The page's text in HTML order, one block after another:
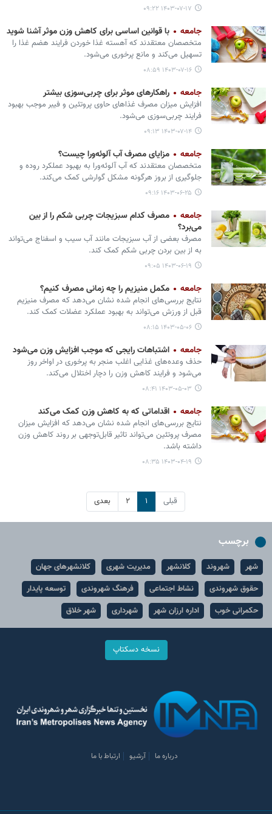
۱۴۰۳-۰۷-۱۷ ۰۹:۲۲
جامعه با قوانین اساسی برای کاهش وزن موثر آشنا شوید
متخصصان معتقدند که آهسته غذا خوردن فرایند هضم غذا را
تسهیل می‌کند و مانع پرخوری می‏‌شود.
۱۴۰۳-۰۷-۱۶ ۰۸:۵۹
جامعه راهکارهای موثر برای چربی‌سوزی بیشتر
افزایش میزان مصرف غذاهای حاوی پروتئین و فیبر موجب بهبود
فرایند چربی‌سوزی می‌‏شود.
۱۴۰۳-۰۷-۱۴ ۰۹:۱۳
جامعه مزایای مصرف آب آلوئه‌ورا چیست؟
متخصصان معتقدند که آب آلوئه‌ورا به بهبود عملکرد روده و
جلوگیری از بروز هرگونه مشکل گوارشی کمک می‌کند.
۱۴۰۳-۰۶-۲۵ ۰۹:۱۶
جامعه
مصرف کدام سبزیجات چربی‌ شکم را از بین
می‌برد؟
مصرف بعضی از آب سبزیجات مانند آب سیب و اسفناج می‌تواند
به از بین بردن چربی شکم کمک کند.
۱۴۰۳-۰۶-۱۹ ۰۹:۰۵
جامعه مکمل منیزیم را چه زمانی مصرف کنیم؟
نتایج بررسی‌های انجام شده نشان می‌دهد که مصرف منیزیم
قبل از ورزش می‌تواند به بهبود عملکرد عضلات کمک کند.
۱۴۰۳-۰۵-۰۶ ۰۸:۱۵
جامعه اشتباهات رایجی که موجب افزایش وزن می‌شود
حذف وعده‌های غذایی اغلب منجر به پرخوری در اواخر روز
می‌‏شود و فرایند کاهش وزن را دچار اختلال می‌کند.
۱۴۰۳-۰۵-۰۳ ۰۸:۴۱
جامعه اقداماتی که به کاهش وزن کمک می‌کند
نتایج بررسی‌های انجام شده نشان می‌دهد که افزایش میزان
مصرف پروتئین می‌تواند تاثیر قابل‌توجهی بر روند کاهش وزن
داشته باشد.
۱۴۰۳-۰۴-۱۹ ۰۸:۳۵
قبلی ۱ ۲ بعدی
برچسب
شهر شهروند کلانشهر مدیریت شهری
کلانشهرهای جهان
حقوق شهروندی
نشاط اجتماعی فرهنگ شهروندی
توسعه پایدار
حکمرانی خوب
اداره ارزان شهر شهرداری شهر خلاق
نسخه دسکتاپ
درباره ما آرشیو ارتباط با ما